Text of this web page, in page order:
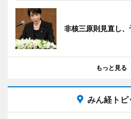
非核三原則見直し、
もっと見る
みん経トピ